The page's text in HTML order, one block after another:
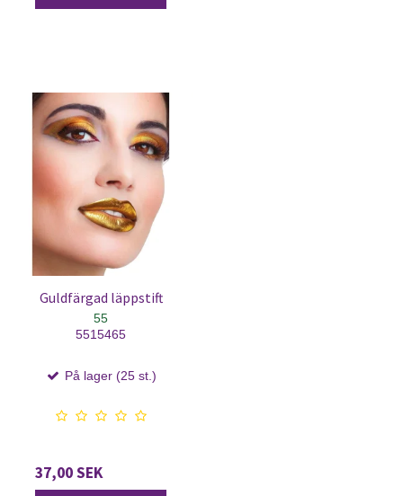
Guldfärgad läppstift
55
5515465
På lager (25 st.)
37,00 SEK